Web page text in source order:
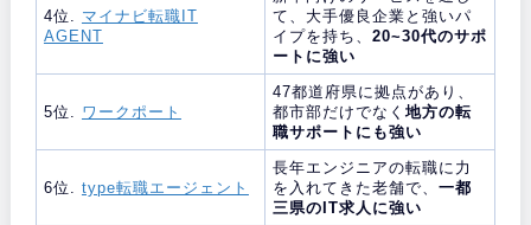
4位. マイナビ転職IT
AGENT
て、大手優良企業と強いパ
イプを持ち、 20~30代のサポ
ートに強い
5位. ワークポート
47都道府県に拠点があり、
都市部だけでなく 地方の転
職サポートにも強い
6位. type転職エージェント
長年エンジニアの転職に力
を入れてきた老舗で、 一都
三県のIT求人に強い